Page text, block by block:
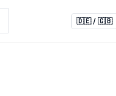
🇩🇪/ 🇬🇧